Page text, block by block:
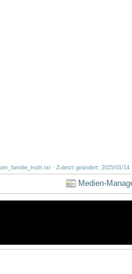
· Zuletzt geändert: 2025/01/14
Medien-